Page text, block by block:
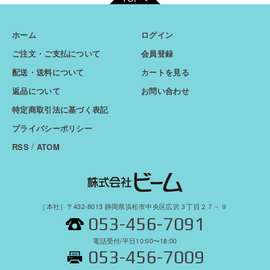
ホーム
ご注文・ご支払について
配送・送料について
返品について
特定商取引法に基づく表記
プライバシーポリシー
RSS/ ATOM
ログイン
会員登録
カートを見る
お問い合わせ
［本社］〒432-8013 静岡県浜松市中央区広沢３丁目２７－９
053-456-7091
電話受付/平日10:00〜18:00
053-456-7009